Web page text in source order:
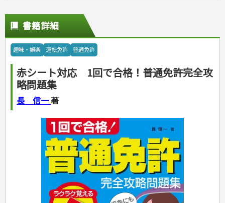
スポーツ
スポーツルール
野球
ゴルフ
ジュニアスポーツ
その他スポーツ
自然・アウトドア・ペット
アウトドア
犬・猫
園芸・野菜づくり
雑学
娯楽・ゲーム・占い
ナンプレ
ゲーム・マジック
家相・風水・占い
カルチャー・芸術・趣味
音楽・楽器
趣味・鑑賞・カメラ
絵画・デッサン
辞典
語学・旅行会話
運転免許
原付・二輪
普通免許
生活・暮らし
料理
料理・レシピ
各国料理
お弁当
調理器具クッキング
お菓子・ケーキ・パン
飲み物・お酒
手芸・クラフト
ソーイング
クラフト
インテリア・ハウジング
収納・掃除・暮らし
美容・ファッション
ダイエット・エクササイズ
着物・着つけ
冠婚葬祭・手紙・ペン字
手紙・ペン字
妊娠・出産・育児
離乳食・幼児食・こどもレシピ
健康と保育
家庭医学・健康
ツボ・マッサージ
家庭医学・病気
健康知識
栄養事典
看護・介護
看護一般
介護一般
保育・教育
パネルシアター
指導マニュアル
こどもの本
児童一般
おりがみ・あやとり
なぞなぞ・ゲーム
占い・心理ゲーム
のりもの・ずかん
読み物・絵本
音と光のでる絵本
学参・ドリル
夏休みドリル
総復習ドリル
学習・地図
自由研究・読書感想文
えんぴつちょう
就職活動
就職活動
就職試験
資格試験
英語検定・TOEIC
漢字検定・数学検定
簿記検定
看護・薬学
ケアマネジャー
介護・社会福祉士
司法書士・社労士
経営・経済・法律
マネー・株・資産
ビジネス・法律
簿記・経理・税金・保険
その他ビジネス
自己啓発
自己啓発
ビジネス読み物
旅行・歴史
国内・海外旅行
国外旅行
国内旅行
散歩・グルメ
地理・歴史
地理・地図
成美文庫
その他文庫
プラチナダイアリー プレステージ
書籍詳細
趣味・娯楽 運転免許 普通免許
赤シート対応 1回で合格！普通免許完全攻
略問題集
長 信一著